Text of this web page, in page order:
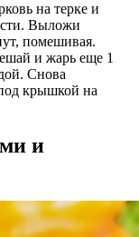
на терке и
Выложи
помешивая.
и жарь еще 1
Снова
крышкой на
и